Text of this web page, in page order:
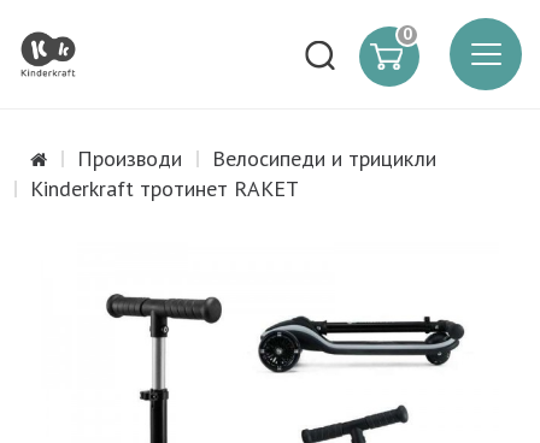
0
Производи
Велосипеди и трицикли
Kinderkraft тротинет RAKET